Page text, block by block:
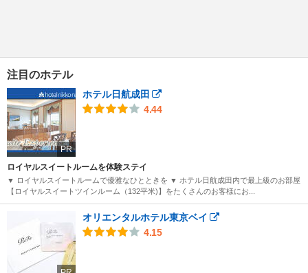
注目のホテル
PR
ホテル日航成田
4.44
ロイヤルスイートルームを体験ステイ
▼ ロイヤルスイートルームで優雅なひとときを ▼ ホテル日航成田内で最上級のお部屋
【ロイヤルスイートツインルーム（132平米)】をたくさんのお客様にお...
オリエンタルホテル東京ベイ
4.15